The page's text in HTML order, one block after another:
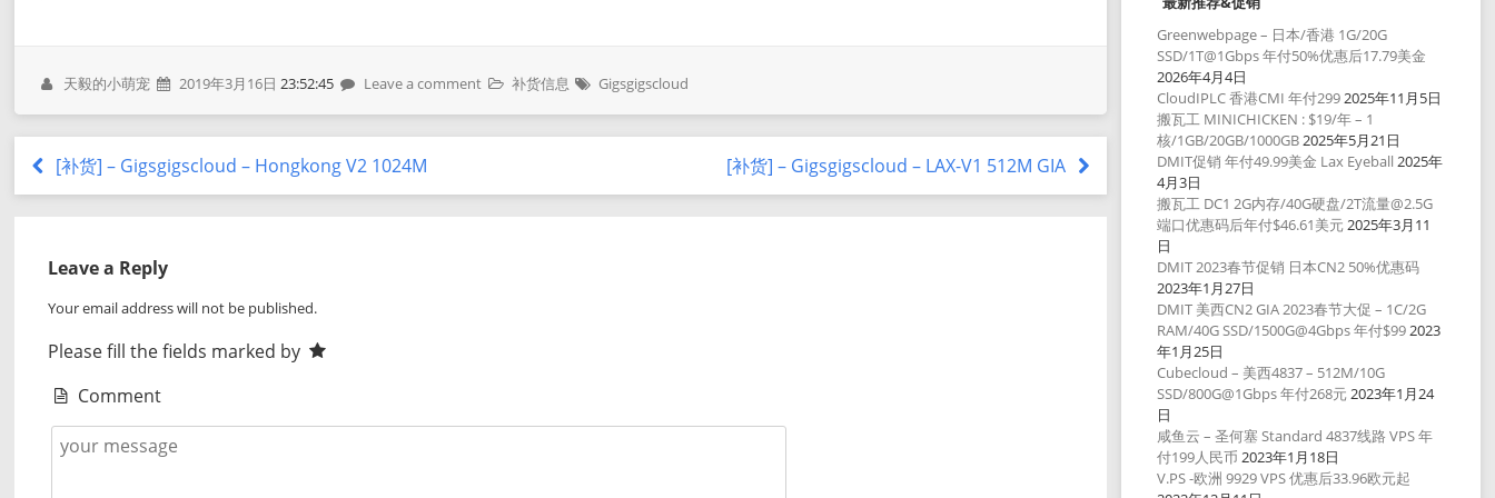
天毅的小萌宠 2019年3月16日 23:52:45 Leave a comment 补货信息 Gigsgigscloud
[补货] – Gigsgigscloud – Hongkong V2 1024M [补货] – Gigsgigscloud – LAX-V1 512M GIA
Leave a Reply
Your email address will not be published.
Please fill the fields marked by
Comment
Greenwebpage – 日本/香港 1G/20G
SSD/1T@1Gbps 年付50%优惠后17.79美金
2026年4月4日
CloudIPLC 香港CMI 年付2992025年11月5日
搬瓦工 MINICHICKEN : $19/年 – 1
核/1GB/20GB/1000GB2025年5月21日
DMIT促销 年付49.99美金 Lax Eyeball 2025年
4月3日
搬瓦工 DC1 2G内存/40G硬盘/2T流量@2.5G
端口优惠码后年付$46.61美元2025年3月11
日
DMIT 2023春节促销 日本CN2 50%优惠码
2023年1月27日
DMIT 美西CN2 GIA 2023春节大促 – 1C/2G
RAM/40G SSD/1500G@4Gbps 年付$992023
年1月25日
Cubecloud – 美西4837 – 512M/10G
SSD/800G@1Gbps 年付268元2023年1月24
日
咸鱼云 – 圣何塞 Standard 4837线路 VPS 年
付199人民币 2023年1月18日
V.PS -欧洲 9929 VPS 优惠后33.96欧元起